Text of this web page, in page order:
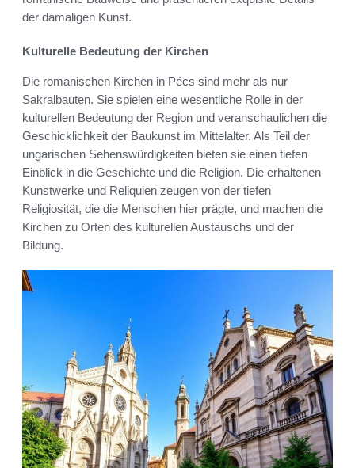
der damaligen Kunst.
Kulturelle Bedeutung der Kirchen
Die romanischen Kirchen in Pécs sind mehr als nur
Sakralbauten. Sie spielen eine wesentliche Rolle in der
kulturellen Bedeutung der Region und veranschaulichen die
Geschicklichkeit der Baukunst im Mittelalter. Als Teil der
ungarischen Sehenswürdigkeiten bieten sie einen tiefen
Einblick in die Geschichte und die Religion. Die erhaltenen
Kunstwerke und Reliquien zeugen von der tiefen
Religiosität, die die Menschen hier prägte, und machen die
Kirchen zu Orten des kulturellen Austauschs und der
Bildung.